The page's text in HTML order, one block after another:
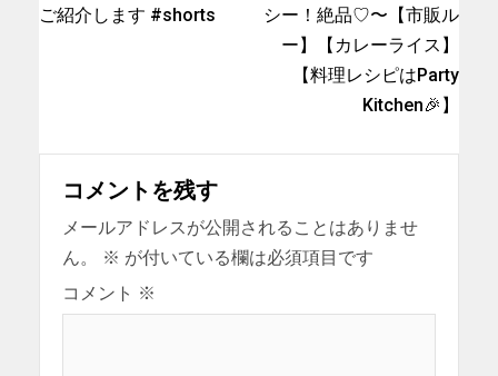
ご紹介します #shorts
シー！絶品♡〜【市販ル
ー】【カレーライス】
【料理レシピはParty
Kitchen🎉】
コメントを残す
メールアドレスが公開されることはありませ
ん。
※ が付いている欄は必須項目です
コメント ※